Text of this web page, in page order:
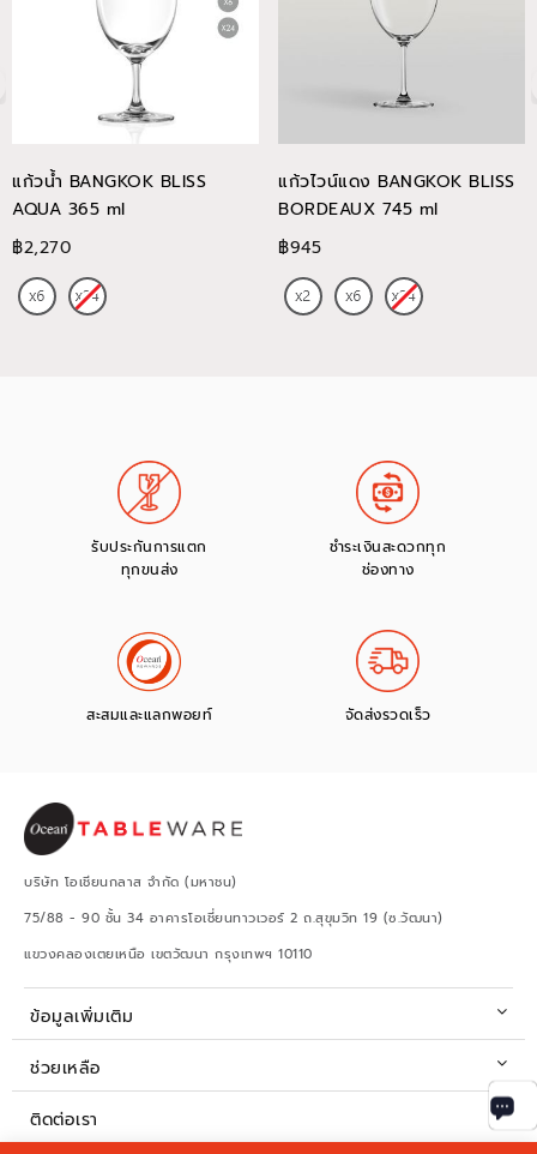
แก้วน้ำ BANGKOK BLISS
AQUA 365 ml
฿2,270
แก้วไวน์แดง BANGKOK BLISS
BORDEAUX 745 ml
฿945
รับประกันการแตก
ทุกขนส่ง
ชำระเงินสะดวกทุก
ช่องทาง
สะสมและแลกพอยท์ จัดส่งรวดเร็ว
บริษัท โอเชียนกลาส จำกัด (มหาชน)
75/88 - 90 ชั้น 34 อาคารโอเชี่ยนทาวเวอร์ 2 ถ.สุขุมวิท 19 (ซ.วัฒนา)
แขวงคลองเตยเหนือ เขตวัฒนา กรุงเทพฯ 10110
ข้อมูลเพิ่มเติม
ช่วยเหลือ
ติดต่อเรา